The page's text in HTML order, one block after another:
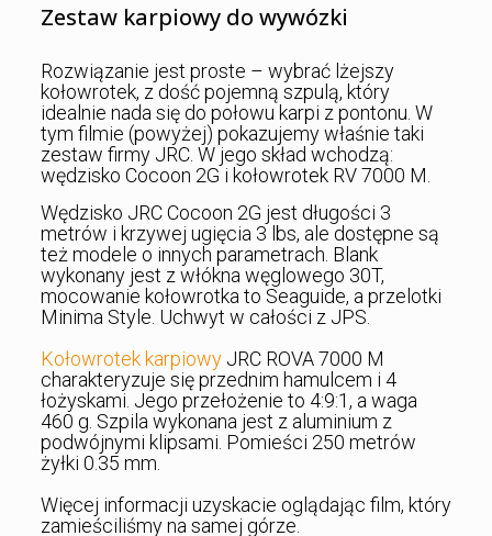
Zestaw karpiowy do wywózki
Rozwiązanie jest proste – wybrać lżejszy
kołowrotek, z dość pojemną szpulą, który
idealnie nada się do połowu karpi z pontonu. W
tym filmie (powyżej) pokazujemy właśnie taki
zestaw firmy JRC. W jego skład wchodzą:
wędzisko Cocoon 2G i kołowrotek RV 7000 M.
Wędzisko JRC Cocoon 2G jest długości 3
metrów i krzywej ugięcia 3 lbs, ale dostępne są
też modele o innych parametrach. Blank
wykonany jest z włókna węglowego 30T,
mocowanie kołowrotka to Seaguide, a przelotki
Minima Style. Uchwyt w całości z JPS.
Kołowrotek karpiowyJRC ROVA 7000 M
charakteryzuje się przednim hamulcem i 4
łożyskami. Jego przełożenie to 4:9:1, a waga
460 g. Szpila wykonana jest z aluminium z
podwójnymi klipsami. Pomieści 250 metrów
żyłki 0.35 mm.
Więcej informacji uzyskacie oglądając film, który
zamieściliśmy na samej górze.